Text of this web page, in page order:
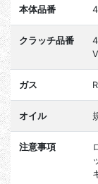
本体品番
クラッチ品番
ガス
オイル
注意事項